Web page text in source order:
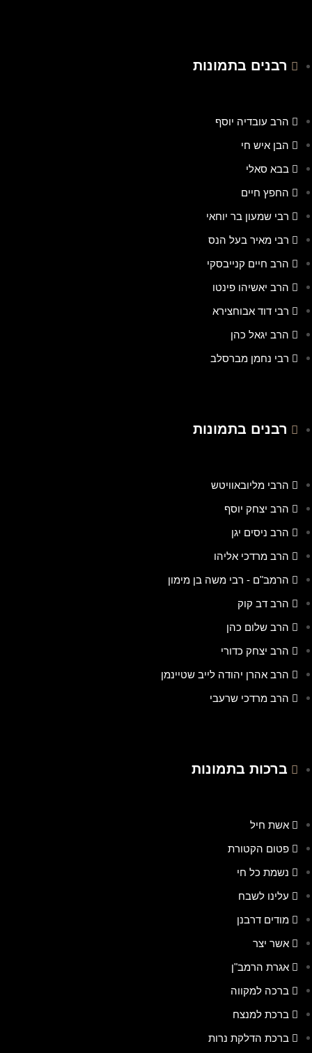
רבנים בתמונות
הרב עובדיה יוסף
הבן איש חי
בבא סאלי
החפץ חיים
רבי שמעון בר יוחאי
רבי מאיר בעל הנס
הרב חיים קנייבסקי
הרב יאשיהו פינטו
רבי דוד אבוחצירא
הרב יגאל כהן
רבי נחמן מברסלב
רבנים בתמונות
הרבי מליובאוויטש
הרב יצחק יוסף
הרב ניסים יגן
הרב מרדכי אליהו
הרמב"ם - רבי משה בן מימון
הרב דב קוק
הרב שלום כהן
הרב יצחק כדורי
הרב אהרן יהודה לייב שטיינמן
הרב מרדכי שרעבי
ברכות בתמונות
אשת חיל
פטום הקטורת
נשמת כל חי
עלינו לשבח
מודים דרבנן
אשר יצר
אגרת הרמב"ן
ברכה למקווה
ברכת למנצח
ברכת הדלקת נרות